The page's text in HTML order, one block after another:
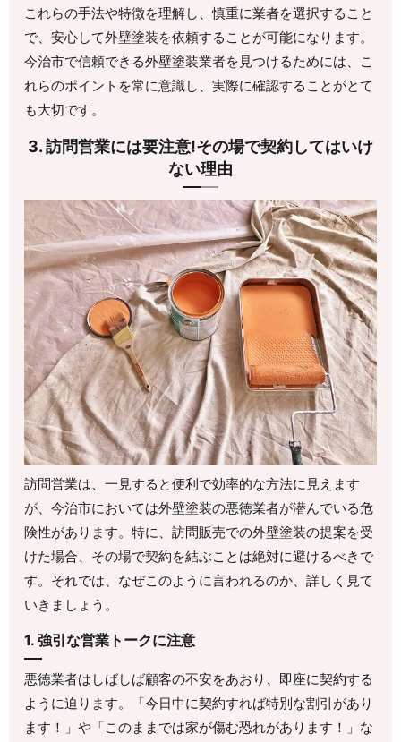
これらの手法や特徴を理解し、慎重に業者を選択すること
で、安心して外壁塗装を依頼することが可能になります。
今治市で信頼できる外壁塗装業者を見つけるためには、こ
れらのポイントを常に意識し、実際に確認することがとて
も大切です。
3. 訪問営業には要注意!その場で契約してはいけ
ない理由
訪問営業は、一見すると便利で効率的な方法に見えます
が、今治市においては外壁塗装の悪徳業者が潜んでいる危
険性があります。特に、訪問販売での外壁塗装の提案を受
けた場合、その場で契約を結ぶことは絶対に避けるべきで
す。それでは、なぜこのように言われるのか、詳しく見て
いきましょう。
1. 強引な営業トークに注意
悪徳業者はしばしば顧客の不安をあおり、即座に契約する
ように迫ります。「今日中に契約すれば特別な割引があり
ます！」や「このままでは家が傷む恐れがあります！」な